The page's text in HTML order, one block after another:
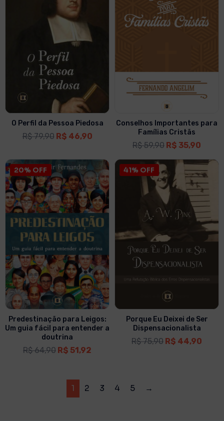
O Perfil da Pessoa Piedosa
R$79,90 R$ 46,90
Conselhos Importantes para
Famílias Cristãs
R$59,90 R$ 35,90
20% OFF
Predestinação para Leigos:
Um guia fácil para entender a
doutrina
R$64,90 R$ 51,92
41% OFF
Porque Eu Deixei de Ser
Dispensacionalista
R$75,90 R$ 44,90
1 2 3 4 5 →